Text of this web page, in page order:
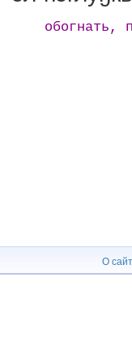
обогнать,
О